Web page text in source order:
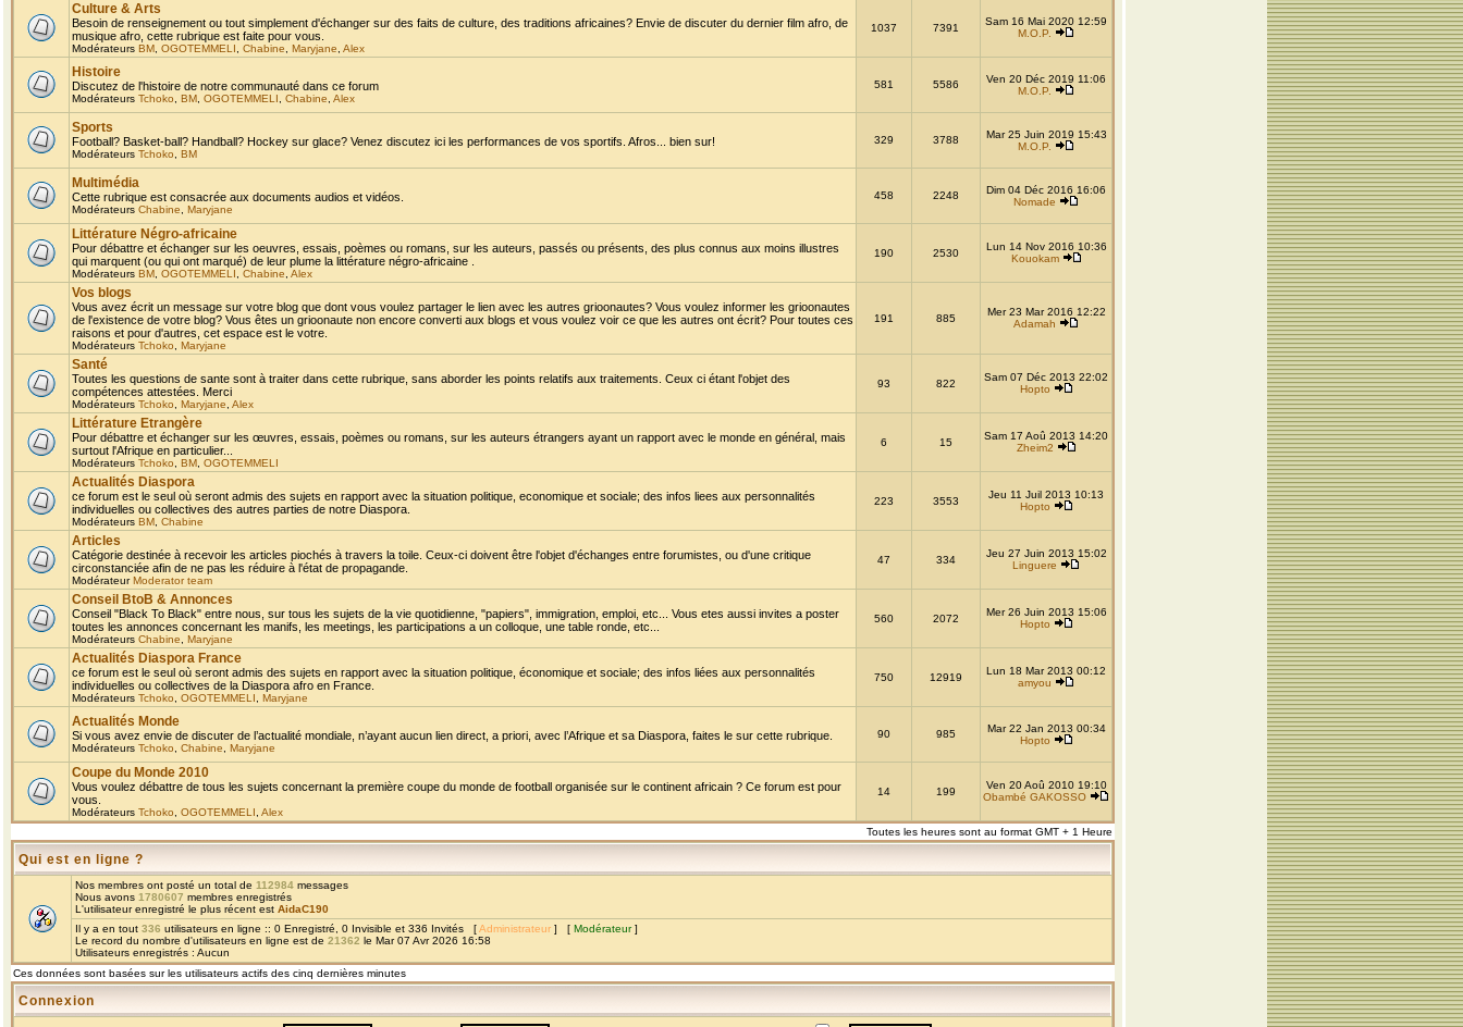
Culture & Arts
Besoin de renseignement ou tout simplement d'échanger sur des faits de culture, des traditions africaines? Envie de discuter du dernier film afro, de
musique afro, cette rubrique est faite pour vous.
Modérateurs BM OGOTEMMELI Chabine Maryjane Alex
1037 7391
Sam 16 Mai 2020 12:59
M.O.P.
Histoire
Discutez de l'histoire de notre communauté dans ce forum
Modérateurs Tchoko BM OGOTEMMELI Chabine Alex
581 5586
Ven 20 Déc 2019 11:06
M.O.P.
Sports
Football? Basket-ball? Handball? Hockey sur glace? Venez discutez ici les performances de vos sportifs. Afros... bien sur!
Modérateurs Tchoko BM
329 3788
Mar 25 Juin 2019 15:43
M.O.P.
Multimédia
Cette rubrique est consacrée aux documents audios et vidéos.
Modérateurs Chabine Maryjane
458 2248
Dim 04 Déc 2016 16:06
Nomade
Littérature Négro-africaine
Pour débattre et échanger sur les oeuvres, essais, poèmes ou romans, sur les auteurs, passés ou présents, des plus connus aux moins illustres
qui marquent (ou qui ont marqué) de leur plume la littérature négro-africaine .
Modérateurs BM OGOTEMMELI Chabine Alex
190 2530
Lun 14 Nov 2016 10:36
Kouokam
Vos blogs
Vous avez écrit un message sur votre blog que dont vous voulez partager le lien avec les autres grioonautes? Vous voulez informer les grioonautes
de l'existence de votre blog? Vous êtes un grioonaute non encore converti aux blogs et vous voulez voir ce que les autres ont écrit? Pour toutes ces
raisons et pour d'autres, cet espace est le votre.
Modérateurs Tchoko Maryjane
191 885
Mer 23 Mar 2016 12:22
Adamah
Santé
Toutes les questions de sante sont à traiter dans cette rubrique, sans aborder les points relatifs aux traitements. Ceux ci étant l'objet des
compétences attestées. Merci
Modérateurs Tchoko Maryjane Alex
93 822
Sam 07 Déc 2013 22:02
Hopto
Littérature Etrangère
Pour débattre et échanger sur les œuvres, essais, poèmes ou romans, sur les auteurs étrangers ayant un rapport avec le monde en général, mais
surtout l'Afrique en particulier...
Modérateurs Tchoko BM OGOTEMMELI
6 15
Sam 17 Aoû 2013 14:20
Zheim2
Actualités Diaspora
ce forum est le seul où seront admis des sujets en rapport avec la situation politique, economique et sociale; des infos liees aux personnalités
individuelles ou collectives des autres parties de notre Diaspora.
Modérateurs BM Chabine
223 3553
Jeu 11 Juil 2013 10:13
Hopto
Articles
Catégorie destinée à recevoir les articles piochés à travers la toile. Ceux-ci doivent être l'objet d'échanges entre forumistes, ou d'une critique
circonstanciée afin de ne pas les réduire à l'état de propagande.
ModérateurModerator team
47 334
Jeu 27 Juin 2013 15:02
Linguere
Conseil BtoB & Annonces
Conseil "Black To Black" entre nous, sur tous les sujets de la vie quotidienne, "papiers", immigration, emploi, etc... Vous etes aussi invites a poster
toutes les annonces concernant les manifs, les meetings, les participations a un colloque, une table ronde, etc...
Modérateurs Chabine Maryjane
560 2072
Mer 26 Juin 2013 15:06
Hopto
Actualités Diaspora France
ce forum est le seul où seront admis des sujets en rapport avec la situation politique, économique et sociale; des infos liées aux personnalités
individuelles ou collectives de la Diaspora afro en France.
Modérateurs Tchoko OGOTEMMELI Maryjane
750 12919
Lun 18 Mar 2013 00:12
amyou
Actualités Monde
Si vous avez envie de discuter de l’actualité mondiale, n’ayant aucun lien direct, a priori, avec l’Afrique et sa Diaspora, faites le sur cette rubrique.
Modérateurs Tchoko Chabine Maryjane
90 985
Mar 22 Jan 2013 00:34
Hopto
Coupe du Monde 2010
Vous voulez débattre de tous les sujets concernant la première coupe du monde de football organisée sur le continent africain ? Ce forum est pour
vous.
Modérateurs Tchoko OGOTEMMELI Alex
14 199
Ven 20 Aoû 2010 19:10
Obambé GAKOSSO
Toutes les heures sont au format GMT + 1 Heure
Qui est en ligne ?
Nos membres ont posté un total de 112984 messages
Nous avons 1780607 membres enregistrés
L'utilisateur enregistré le plus récent est AidaC190
Il y a en tout 336 utilisateurs en ligne :: 0 Enregistré, 0 Invisible et 336 Invités [Administrateur ] [ Modérateur]
Le record du nombre d'utilisateurs en ligne est de 21362 le Mar 07 Avr 2026 16:58
Utilisateurs enregistrés : Aucun
Ces données sont basées sur les utilisateurs actifs des cinq dernières minutes
Connexion